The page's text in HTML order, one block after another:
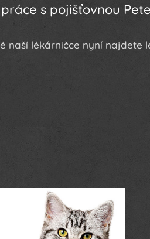
s pojišťovnou
naší lékárničce nyní najdete